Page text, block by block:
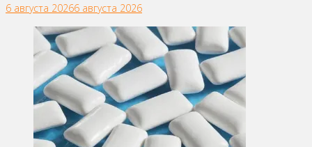
6 августа 20266 августа 2026